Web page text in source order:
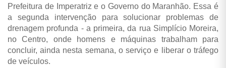
Prefeitura de Imperatriz e o Governo do Maranhão. Essa é
a segunda intervenção para solucionar problemas de
drenagem profunda - a primeira, da rua Simplício Moreira,
no Centro, onde homens e máquinas trabalham para
concluir, ainda nesta semana, o serviço e liberar o tráfego
de veículos.